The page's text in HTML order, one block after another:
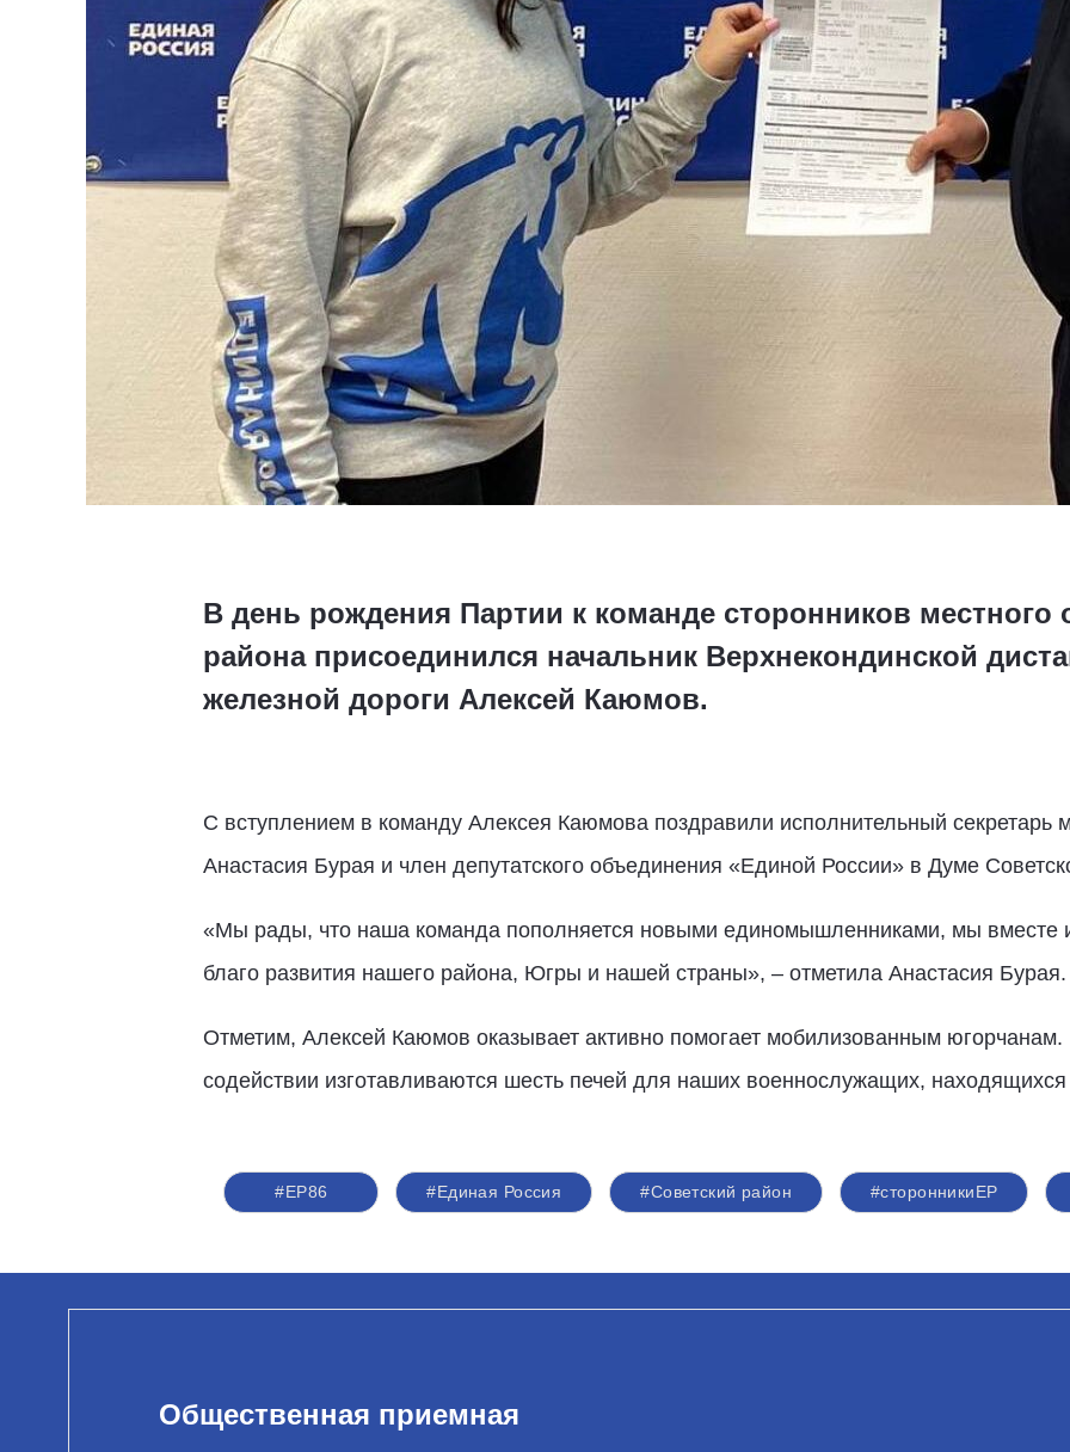
В день рождения Партии к команде сторонников местного
района присоединился начальник Верхнекондинской
железной дороги Алексей Каюмов.
С вступлением в команду Алексея Каюмова поздравили исполнительный секретарь
Анастасия Бурая и член депутатского объединения «Единой России» в Думе
«Мы рады, что наша команда пополняется новыми единомышленниками, мы вместе
благо развития нашего района, Югры и нашей страны», – отметила Анастасия
Отметим, Алексей Каюмов оказывает активно помогает мобилизованным
содействии изготавливаются шесть печей для наших военнослужащих,
#ЕР86 #Единая Россия #Советский район #сторонникиЕР
Общественная приемная